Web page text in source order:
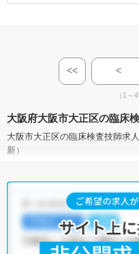
<< <
（1～
大阪府大阪市大正区の臨床
大阪市大正区の臨床検査技師求
新）
サイト上に掲載されている求人の
う求人を提案させていただきま
大阪市大正区の臨床検査技師求
土日祝休・積極採用中・